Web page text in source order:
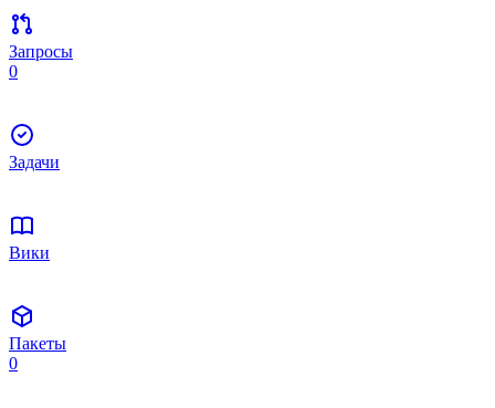
Запросы
0
Задачи
Вики
Пакеты
0